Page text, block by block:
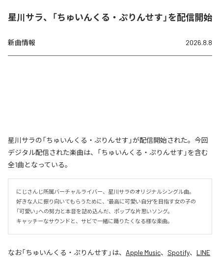
星川サラ、「ちゅいんくる・ぷりんせす」を配信開始
新曲情報 2026.8.8
星川サラの「ちゅいんくる・ぷりんせす」が配信開始された。今回
デジタル配信された楽曲は、「ちゅいんくる・ぷりんせす」を含む
全1曲となっている。
にじさんじ所属バーチャルライバー、星川サラのオリジナルシングル曲。
好きな人に振り向いてもらうために、"最高に可愛い自分"を目指す女の子の
「可愛い」への努力と本音を詰め込んだ、ポップな片思いソング。
キャッチーなサウンドと、サビで一緒に踊りたくなる様な楽曲。
なお「ちゅいんくる・ぷりんせす 」は、 Apple Music、 Spotify、 LINE